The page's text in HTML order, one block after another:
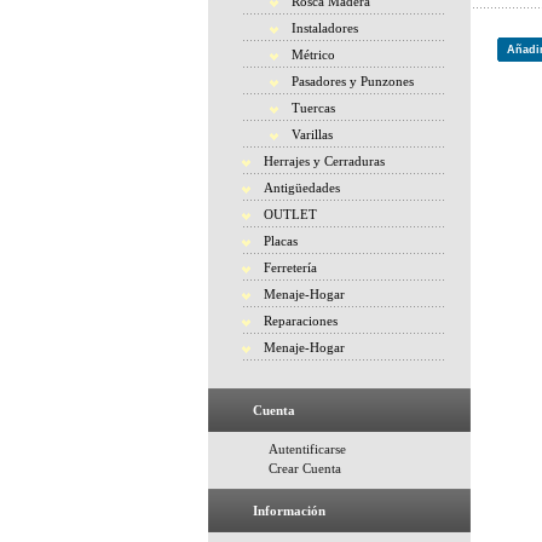
Instaladores
Métrico
Pasadores y Punzones
Tuercas
Varillas
Herrajes y Cerraduras
Antigüedades
OUTLET
Placas
Ferretería
Menaje-Hogar
Reparaciones
Menaje-Hogar
Cuenta
Autentificarse
Crear Cuenta
Información